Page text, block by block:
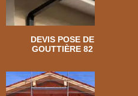
DEVIS POSE DE
GOUTTIÈRE 82